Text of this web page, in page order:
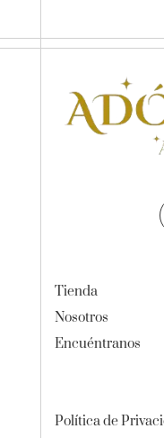
Tienda
Nosotros
Encuéntranos
Política de